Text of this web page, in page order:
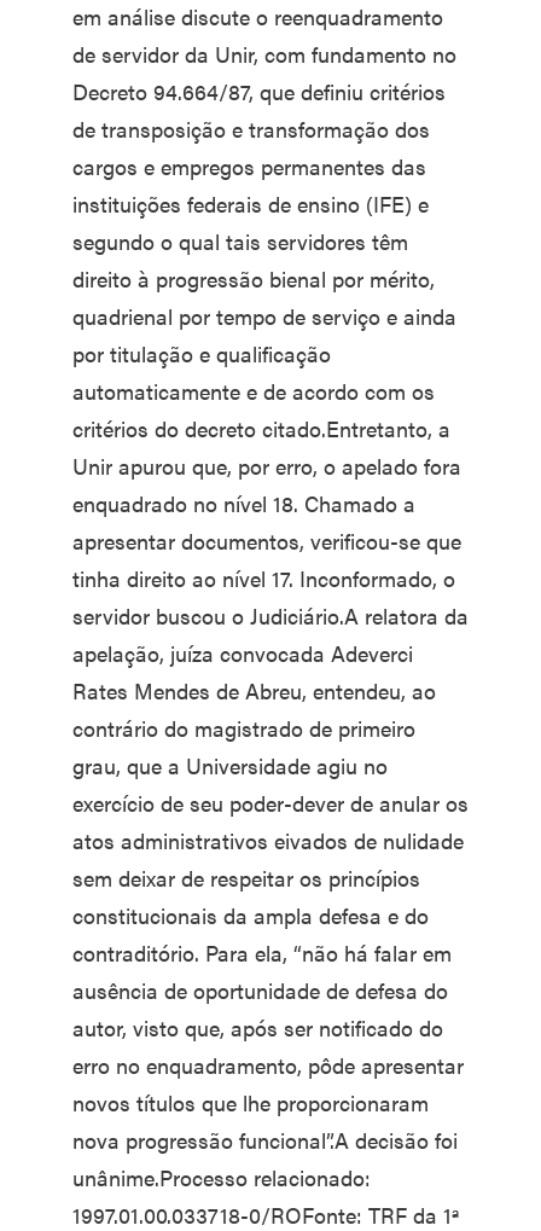
em análise discute o reenquadramento
de servidor da Unir, com fundamento no
Decreto 94.664/87, que definiu critérios
de transposição e transformação dos
cargos e empregos permanentes das
instituições federais de ensino (IFE) e
segundo o qual tais servidores têm
direito à progressão bienal por mérito,
quadrienal por tempo de serviço e ainda
por titulação e qualificação
automaticamente e de acordo com os
critérios do decreto citado.Entretanto, a
Unir apurou que, por erro, o apelado fora
enquadrado no nível 18. Chamado a
apresentar documentos, verificou-se que
tinha direito ao nível 17. Inconformado, o
servidor buscou o Judiciário.A relatora da
apelação, juíza convocada Adeverci
Rates Mendes de Abreu, entendeu, ao
contrário do magistrado de primeiro
grau, que a Universidade agiu no
exercício de seu poder-dever de anular os
atos administrativos eivados de nulidade
sem deixar de respeitar os princípios
constitucionais da ampla defesa e do
contraditório. Para ela, “não há falar em
ausência de oportunidade de defesa do
autor, visto que, após ser notificado do
erro no enquadramento, pôde apresentar
novos títulos que lhe proporcionaram
nova progressão funcional”.A decisão foi
unânime.Processo relacionado:
1997.01.00.033718-0/ROFonte: TRF da 1ª